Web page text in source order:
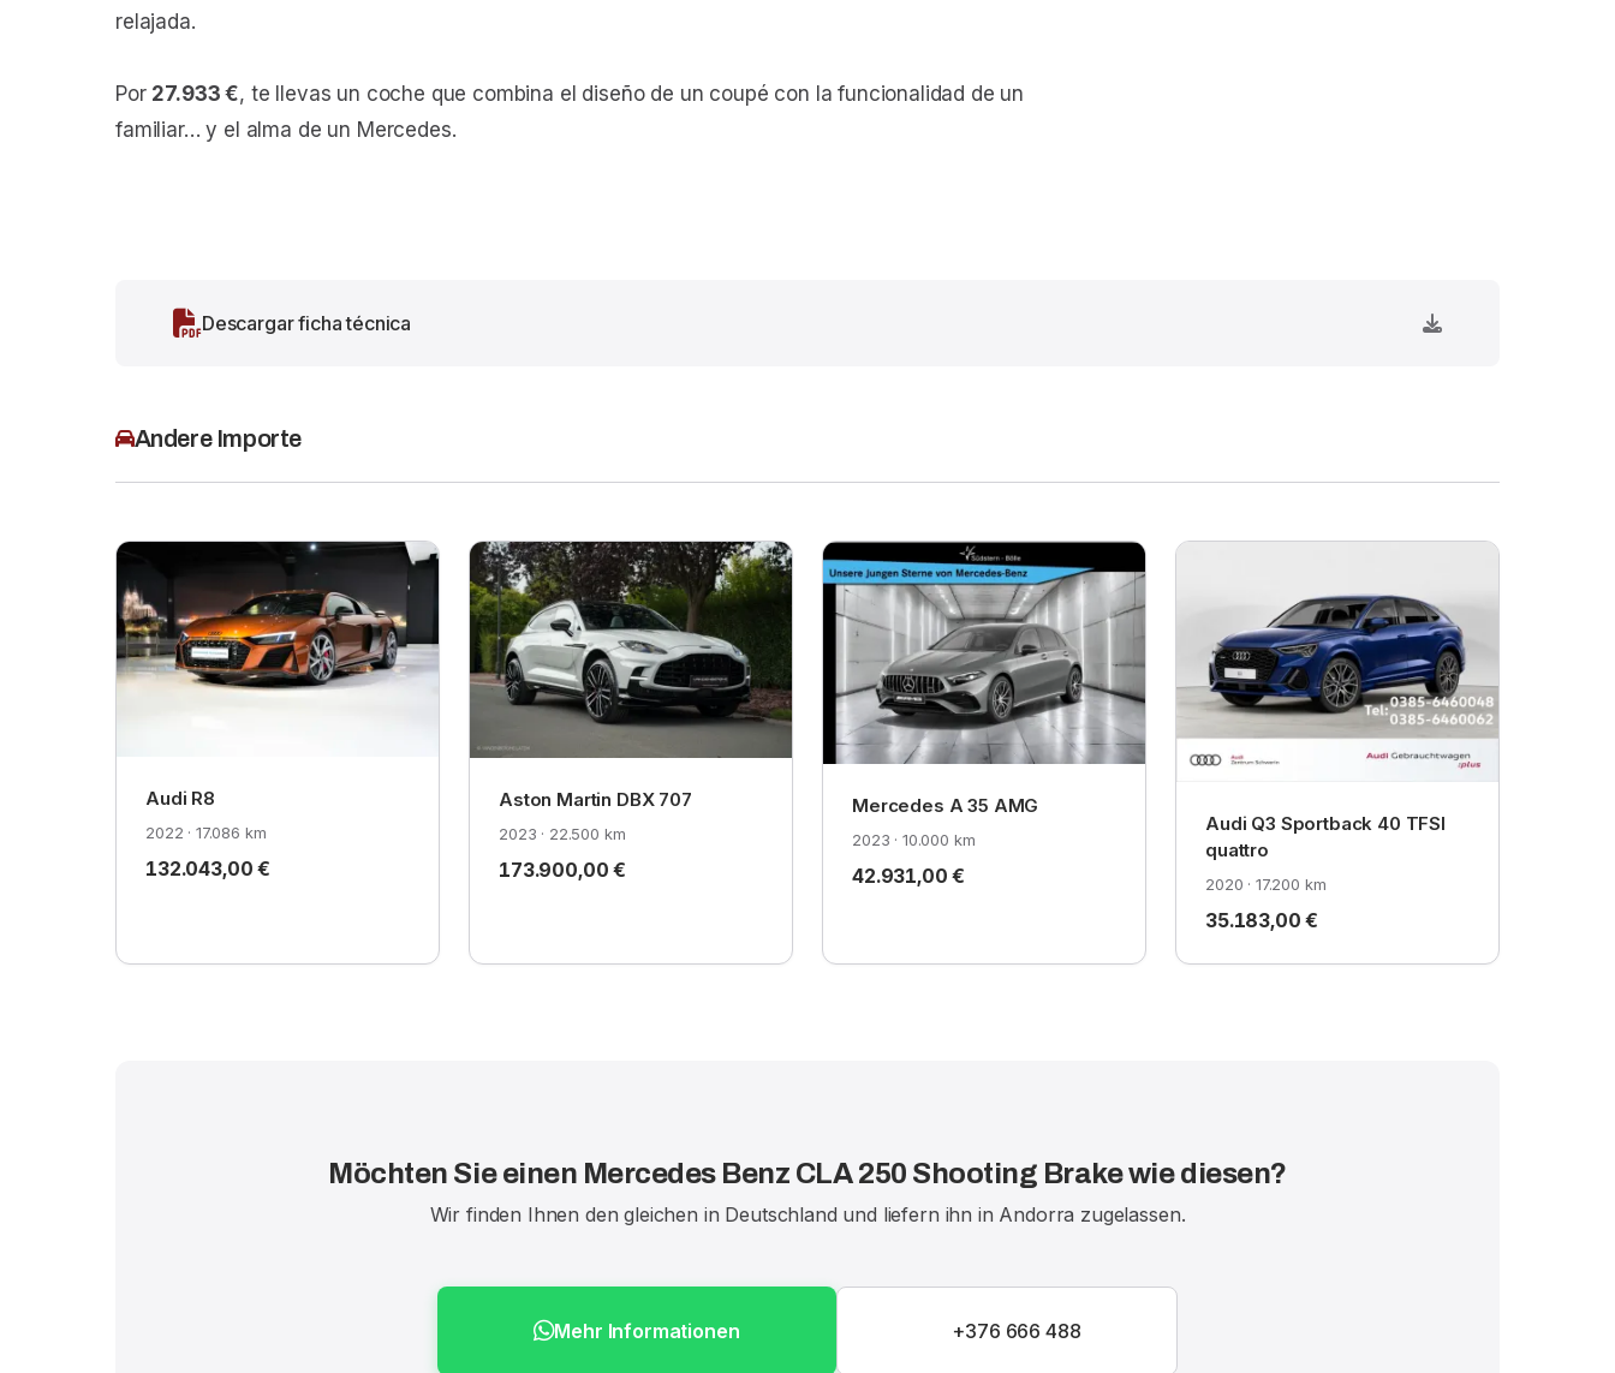
relajada.
Por 27.933 €, te llevas un coche que combina el diseño de un coupé con la funcionalidad de un
familiar… y el alma de un Mercedes.
Descargar ficha técnica
Andere Importe
Audi R8
2022 · 17.086 km
132.043,00 €
Aston Martin DBX 707
2023 · 22.500 km
173.900,00 €
Mercedes A 35 AMG
2023 · 10.000 km
42.931,00 €
Audi Q3 Sportback 40 TFSI
quattro
2020 · 17.200 km
35.183,00 €
Möchten Sie einen Mercedes Benz CLA 250 Shooting Brake wie diesen?
Wir finden Ihnen den gleichen in Deutschland und liefern ihn in Andorra zugelassen.
Mehr Informationen +376 666 488